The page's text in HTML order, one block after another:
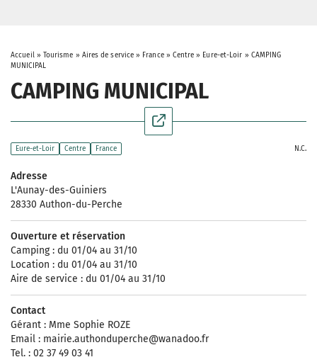
Accueil» Tourisme » Aires de service » France» Centre » Eure-et-Loir » CAMPING
MUNICIPAL
CAMPING MUNICIPAL
Eure-et-Loir Centre France N.C.
Adresse
L'Aunay-des-Guiniers
28330 Authon-du-Perche
Ouverture et réservation
Camping : du 01/04 au 31/10
Location : du 01/04 au 31/10
Aire de service : du 01/04 au 31/10
Contact
Gérant : Mme Sophie ROZE
Email : mairie.authonduperche@wanadoo.fr
Tel. : 02 37 49 03 41